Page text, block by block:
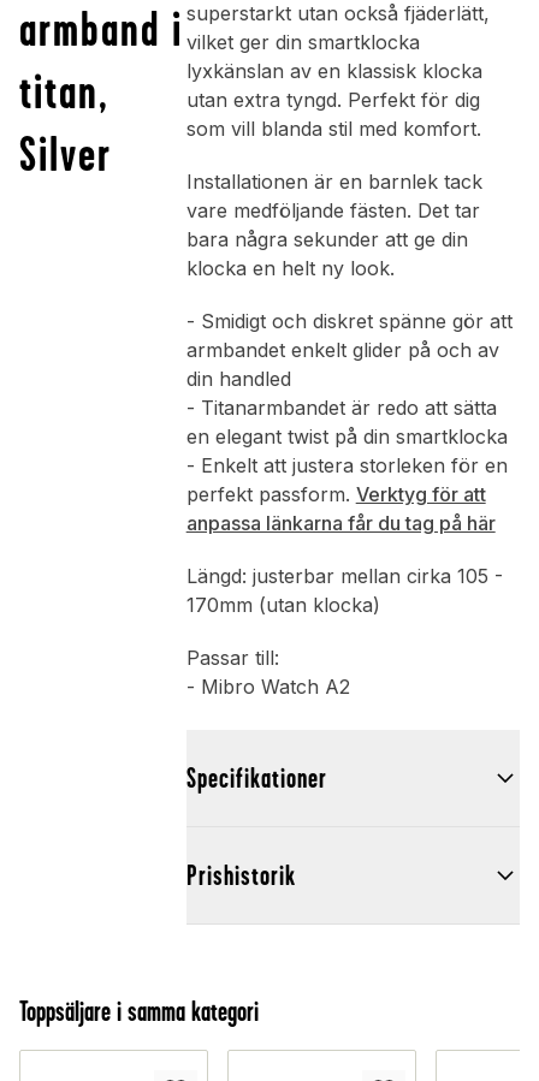
armband i
titan,
Silver
superstarkt utan också fjäderlätt,
vilket ger din smartklocka
lyxkänslan av en klassisk klocka
utan extra tyngd. Perfekt för dig
som vill blanda stil med komfort.
Installationen är en barnlek tack
vare medföljande fästen. Det tar
bara några sekunder att ge din
klocka en helt ny look.
- Smidigt och diskret spänne gör att
armbandet enkelt glider på och av
din handled
- Titanarmbandet är redo att sätta
en elegant twist på din smartklocka
- Enkelt att justera storleken för en
perfekt passform. Verktyg för att
anpassa länkarna får du tag på här
Längd: justerbar mellan cirka 105 -
170mm (utan klocka)
Passar till:
- Mibro Watch A2
Specifikationer
Prishistorik
Toppsäljare i samma kategori